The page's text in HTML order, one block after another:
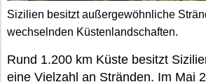
Sizilien besitzt außergewöhnliche
wechselnden Küstenlandschaften.
Rund 1.200 km Küste besitzt
eine Vielzahl an Stränden. Im Mai